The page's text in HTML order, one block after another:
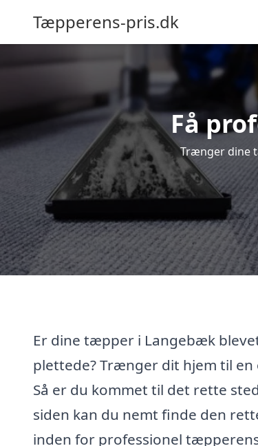
Tæpperens-pris.dk
Få
Trænger dine
Er dine tæpper i Langebæk
plettede? Trænger dit hjem til en
Så er du kommet til det rette
siden kan du nemt finde den
inden for professionel